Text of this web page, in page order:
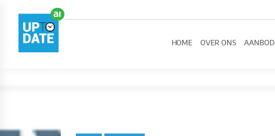
HOME OVER ONS AANBOD